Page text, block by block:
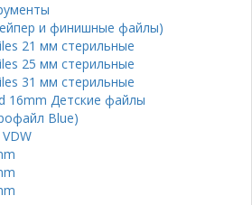
и финишные файлы)
21 мм стерильные
25 мм стерильные
31 мм стерильные
16mm Детские файлы
Blue)